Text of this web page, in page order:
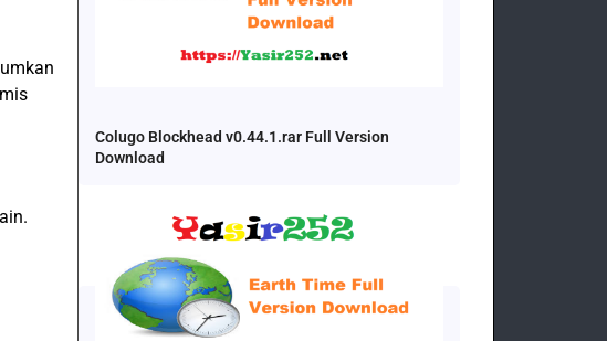
Colugo Blockhead v0.44.1.rar Full Version
Download